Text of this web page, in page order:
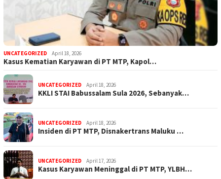
UNCATEGORIZED April 18, 2026
Kasus Kematian Karyawan di PT MTP, Kapol…
UNCATEGORIZED April 18, 2026
KKLI STAI Babussalam Sula 2026, Sebanyak…
UNCATEGORIZED April 18, 2026
Insiden di PT MTP, Disnakertrans Maluku …
UNCATEGORIZED April 17, 2026
Kasus Karyawan Meninggal di PT MTP, YLBH…